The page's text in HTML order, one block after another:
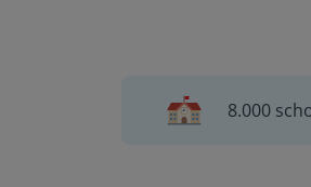
8.000